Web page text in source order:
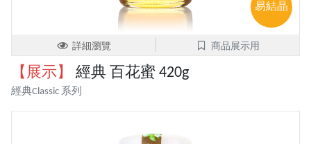
易結晶
詳細瀏覽 商品展示用
【展示】 經典 百花蜜 420g
經典Classic 系列